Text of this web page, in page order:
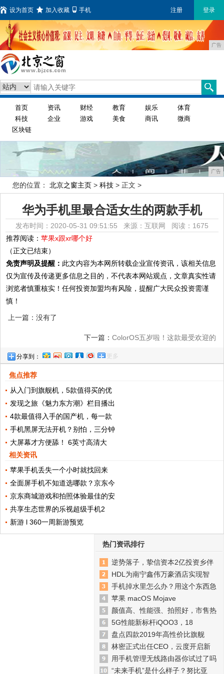
设为首页 加入收藏 手机 注册 登录
广告
首页 资讯 财经 教育 娱乐
体育
科技
企业 游戏 美食 商讯
微商
区块链
广告
您的位置： 北京之窗主页 > 科技 > 正文 >
华为手机里最合适女生的两款手机
发布时间：2020-05-31 09:51:55 来源：互联网 阅读：1675
推荐阅读：苹果x跟xr哪个好
（正文已结束）
免责声明及提醒： 此文内容为本网所转载企业宣传资讯，该相关信息
仅为宣传及传递更多信息之目的，不代表本网站观点，文章真实性请
浏览者慎重核实！任何投资加盟均有风险，提醒广大民众投资需谨
慎！
上一篇：没有了
下一篇： ColorOS五岁啦！这款最受欢迎的
手机ROM，你想了解的都在这儿
分享到： 更多
焦点推荐
从入门到旗舰机，5款值得买的优
发现之旅《魅力东方潮》栏目播出
4款最值得入手的国产机，每一款
手机黑屏无法开机？别怕，三分钟
大屏幕才方便舔！ 6英寸高清大
相关资讯
苹果手机丢失一个小时就找回来
全面屏手机不知道选哪款？京东今
京东商城游戏和拍照体验最佳的安
共享生态世界的乐视超级手机2
新游 l 360一周新游预览
热门资讯排行
逆势落子，挚信资本2亿投资乡伴
HDL为南宁鑫伟万豪酒店实现智
手机掉水里怎么办？用这个东西急
苹果 macOS Mojave
颜值高、性能强、拍照好，市售热
5G性能新标杆iQOO3，18
盘点四款2019年高性价比旗舰
林密正式出任CEO，云度开启新
用手机管理无线路由器你试过了吗
“未来手机”是什么样子？努比亚